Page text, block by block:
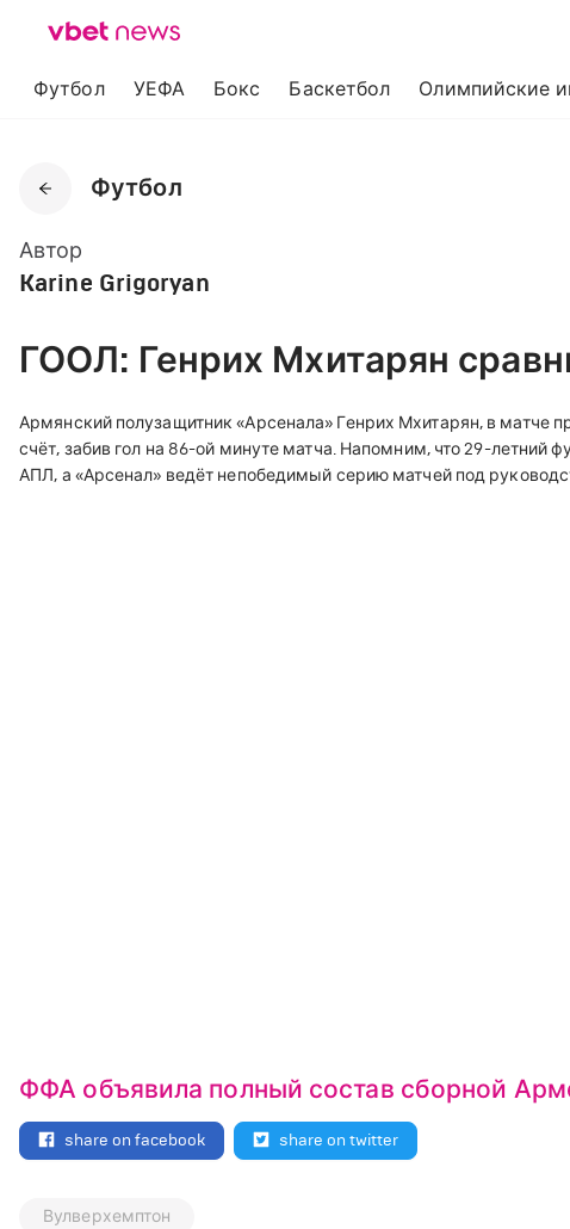
Футбол УЕФА Бокс Баскетбол Олимпийские
Футбол
Автор
Karine Grigoryan
ГООЛ: Генрих Мхитарян
Армянский полузащитник «Арсенала» Генрих Мхитарян, в матче
счёт, забив гол на 86-ой минуте матча. Напомним, что 29-летний
АПЛ, а «Арсенал» ведёт непобедимый серию матчей под
ФФА объявила полный состав сборной
share on facebook share on twitter
Вулверхемптон